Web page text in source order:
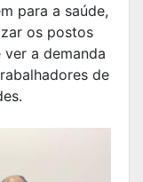
para a saúde,
os postos
a demanda
de